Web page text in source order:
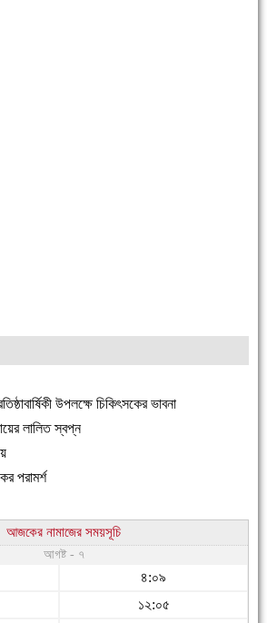
উপলক্ষে চিকিৎসকের ভাবনা
লালিত স্বপ্ন
পরামর্শ
আজকের নামাজের সময়সূচি
আগষ্ট - ৭
৪:০৯
১২:০৫